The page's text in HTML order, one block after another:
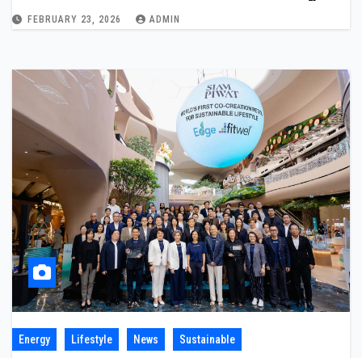
Certificates คือ EDGE และ FITWEL ครั้ง
FEBRUARY 23, 2026 ADMIN
Energy Lifestyle News Sustainable